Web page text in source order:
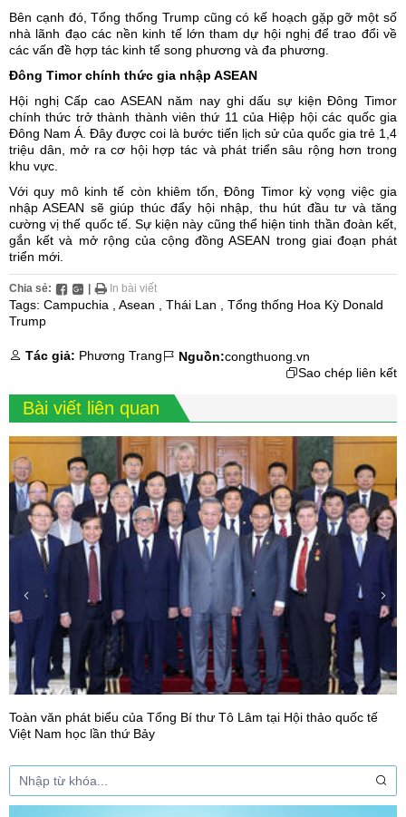
Bên cạnh đó, Tổng thống Trump cũng có kế hoạch gặp gỡ một số
nhà lãnh đạo các nền kinh tế lớn tham dự hội nghị để trao đổi về
các vấn đề hợp tác kinh tế song phương và đa phương.
Đông Timor chính thức gia nhập ASEAN
Hội nghị Cấp cao ASEAN năm nay ghi dấu sự kiện Đông Timor
chính thức trở thành thành viên thứ 11 của Hiệp hội các quốc gia
Đông Nam Á . Đây được coi là bước tiến lịch sử của quốc gia trẻ 1,4
triệu dân, mở ra cơ hội hợp tác và phát triển sâu rộng hơn trong
khu vực.
Với quy mô kinh tế còn khiêm tốn, Đông Timor kỳ vọng việc gia
nhập ASEAN sẽ giúp thúc đẩy hội nhập, thu hút đầu tư và tăng
cường vị thế quốc tế. Sự kiện này cũng thể hiện tinh thần đoàn kết,
gắn kết và mở rộng của cộng đồng ASEAN trong giai đoạn phát
triển mới.
Chia sẻ: | In bài viết
Tags: Campuchia Asean Thái Lan
Tổng thống Hoa Kỳ Donald
Trump
Tác giả: Phương Trang Nguồn:congthuong.vn
Sao chép liên kết
Bài viết liên quan
Toàn văn phát biểu của Tổng Bí thư Tô Lâm tại Hội thảo quốc tế
Việt Nam học lần thứ Bảy